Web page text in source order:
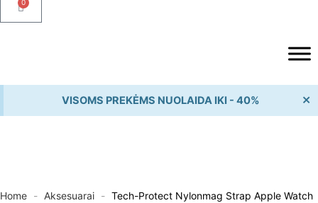
0Cart
VISOMS PREKĖMS NUOLAIDA IKI - 40% ×
Home - Aksesuarai - Tech-Protect Nylonmag Strap Apple Watch